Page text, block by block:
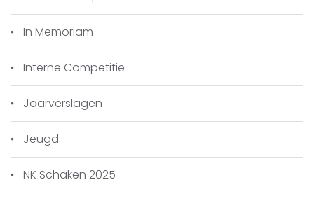
Teamcaptain Henk van Gool zal binnenkort
zijn verslag van de wedstrijd op de website
zetten.
KNSB-competitie hebben het als volgt
In Memoriam
Interne Competitie
Jaarverslagen
Jeugd
NK Schaken 2025